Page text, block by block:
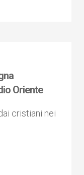
Oriente
cristiani nei